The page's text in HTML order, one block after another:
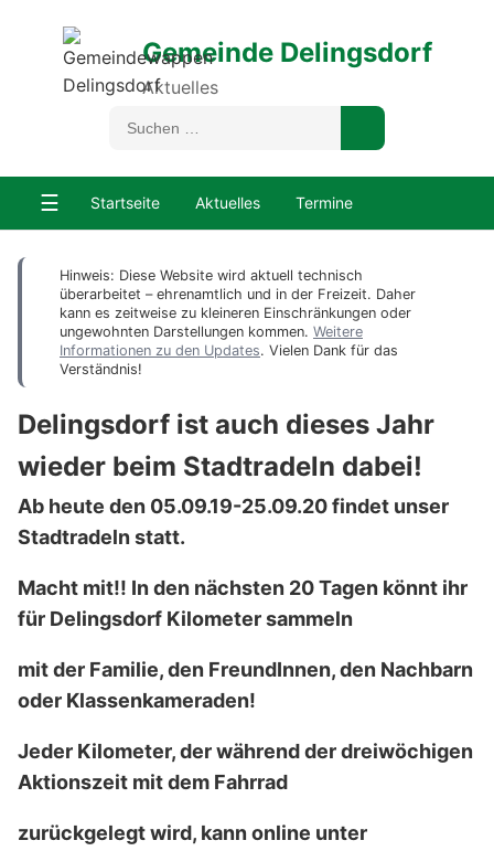
Gemeinde Delingsdorf
Aktuelles
☰ Startseite Aktuelles Termine
Hinweis: Diese Website wird aktuell technisch
überarbeitet – ehrenamtlich und in der Freizeit. Daher
kann es zeitweise zu kleineren Einschränkungen oder
ungewohnten Darstellungen kommen. Weitere
Informationen zu den Updates. Vielen Dank für das
Verständnis!
Delingsdorf ist auch dieses Jahr
wieder beim Stadtradeln dabei!
Ab heute den 05.09.19-25.09.20 findet unser
Stadtradeln statt.
Macht mit!! In den nächsten 20 Tagen könnt ihr
für Delingsdorf Kilometer sammeln
mit der Familie, den FreundInnen, den Nachbarn
oder Klassenkameraden!
Jeder Kilometer, der während der dreiwöchigen
Aktionszeit mit dem Fahrrad
zurückgelegt wird, kann online unter